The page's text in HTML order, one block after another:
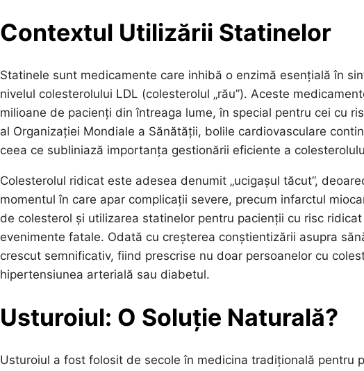
Contextul Utilizării Statinelor
Statinele sunt medicamente care inhibă o enzimă esențială în
nivelul colesterolului LDL (colesterolul „rău”). Aceste
milioane de pacienți din întreaga lume, în special pentru cei cu
al Organizației Mondiale a Sănătății, bolile cardiovasculare
ceea ce subliniază importanța gestionării eficiente a
Colesterolul ridicat este adesea denumit „ucigașul tăcut”,
momentul în care apar complicații severe, precum infarctul
de colesterol și utilizarea statinelor pentru pacienții cu risc
evenimente fatale. Odată cu creșterea conștientizării asupra
crescut semnificativ, fiind prescrise nu doar persoanelor cu
hipertensiunea arterială sau diabetul.
Usturoiul: O Soluție Naturală?
Usturoiul a fost folosit de secole în medicina tradițională pentru